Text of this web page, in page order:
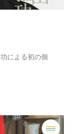
による初の個